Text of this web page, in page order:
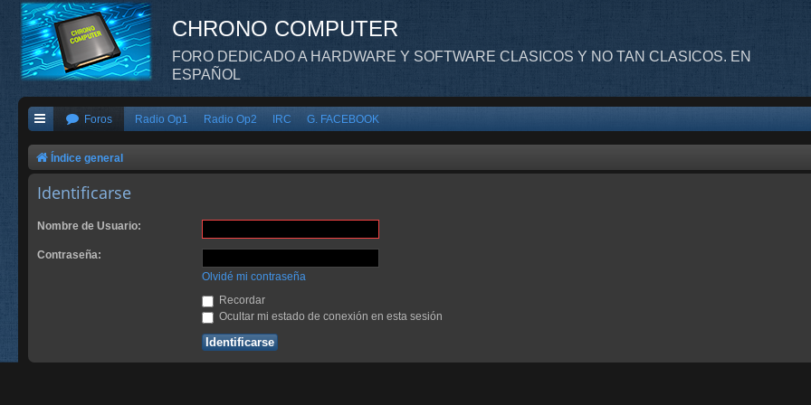
CHRONO COMPUTER
FORO DEDICADO A HARDWARE Y SOFTWARE CLASICOS Y NO TAN CLASICOS. EN
ESPAÑOL
Foros Radio Op1 Radio Op2 IRC G. FACEBOOK
Índice general
Identificarse
Nombre de Usuario:
Contraseña:
Olvidé mi contraseña
Recordar
Ocultar mi estado de conexión en esta sesión